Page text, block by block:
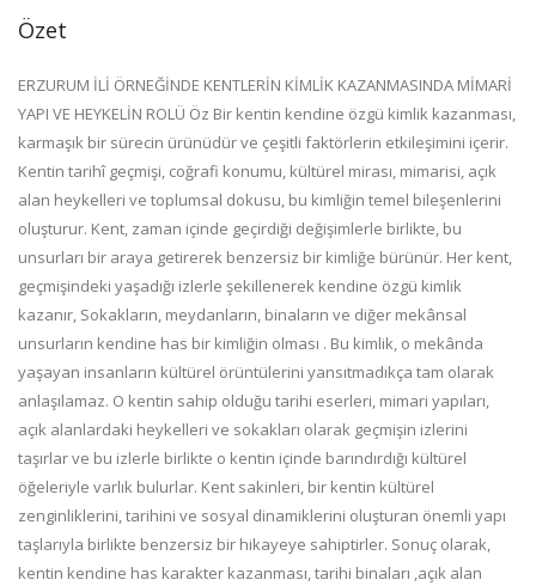
Özet
ERZURUM İLİ ÖRNEĞİNDE KENTLERİN KİMLİK KAZANMASINDA MİMARİ
YAPI VE HEYKELİN ROLÜ Öz Bir kentin kendine özgü kimlik kazanması,
karmaşık bir sürecin ürünüdür ve çeşitli faktörlerin etkileşimini içerir.
Kentin tarihî geçmişi, coğrafi konumu, kültürel mirası, mimarisi, açık
alan heykelleri ve toplumsal dokusu, bu kimliğin temel bileşenlerini
oluşturur. Kent, zaman içinde geçirdiği değişimlerle birlikte, bu
unsurları bir araya getirerek benzersiz bir kimliğe bürünür. Her kent,
geçmişindeki yaşadığı izlerle şekillenerek kendine özgü kimlik
kazanır, Sokakların, meydanların, binaların ve diğer mekânsal
unsurların kendine has bir kimliğin olması . Bu kimlik, o mekânda
yaşayan insanların kültürel örüntülerini yansıtmadıkça tam olarak
anlaşılamaz. O kentin sahip olduğu tarihi eserleri, mimari yapıları,
açık alanlardaki heykelleri ve sokakları olarak geçmişin izlerini
taşırlar ve bu izlerle birlikte o kentin içinde barındırdığı kültürel
öğeleriyle varlık bulurlar. Kent sakinleri, bir kentin kültürel
zenginliklerini, tarihini ve sosyal dinamiklerini oluşturan önemli yapı
taşlarıyla birlikte benzersiz bir hikayeye sahiptirler. Sonuç olarak,
kentin kendine has karakter kazanması, tarihi binaları ,açık alan